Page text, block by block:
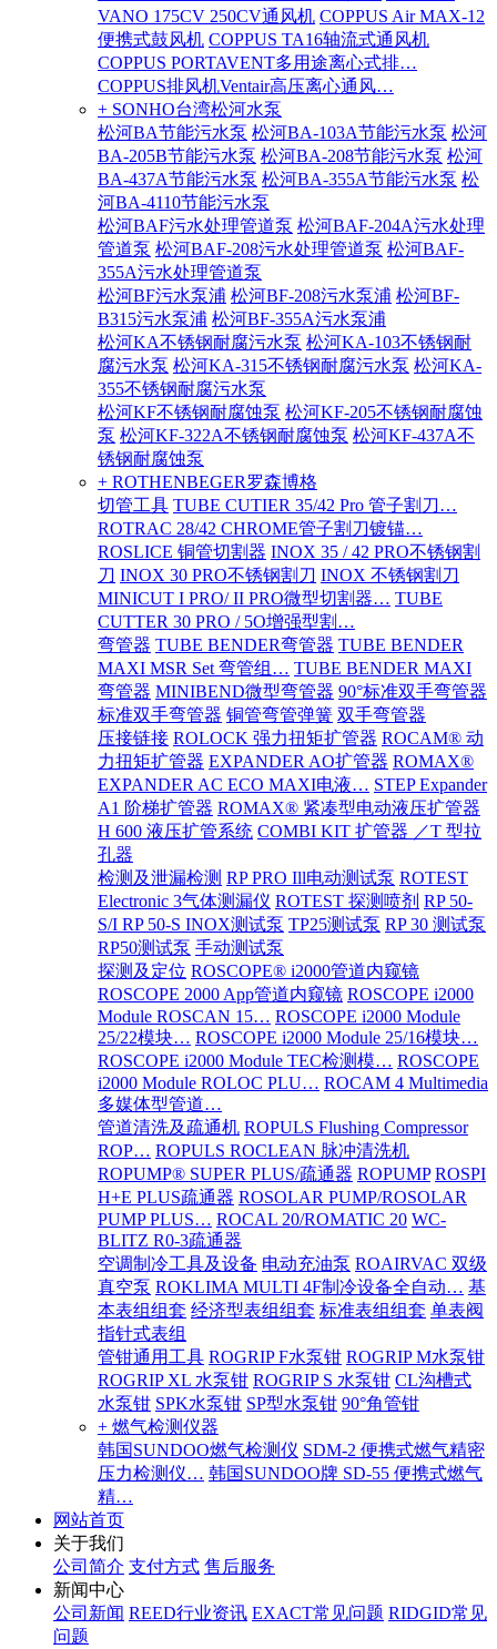
VANO 175CV 250CV通风机 COPPUS Air MAX-12
便携式鼓风机 COPPUS TA16轴流式通风机
COPPUS PORTAVENT多用途离心式排…
COPPUS排风机Ventair高压离心通风…
+ SONHO台湾松河水泵
松河BA节能污水泵 松河BA-103A节能污水泵 松河
BA-205B节能污水泵 松河BA-208节能污水泵 松河
BA-437A节能污水泵 松河BA-355A节能污水泵 松
河BA-4110节能污水泵
松河BAF污水处理管道泵 松河BAF-204A污水处理
管道泵 松河BAF-208污水处理管道泵 松河BAF-
355A污水处理管道泵
松河BF污水泵浦 松河BF-208污水泵浦 松河BF-
B315污水泵浦 松河BF-355A污水泵浦
松河KA不锈钢耐腐污水泵 松河KA-103不锈钢耐
腐污水泵 松河KA-315不锈钢耐腐污水泵 松河KA-
355不锈钢耐腐污水泵
松河KF不锈钢耐腐蚀泵 松河KF-205不锈钢耐腐蚀
泵 松河KF-322A不锈钢耐腐蚀泵 松河KF-437A不
锈钢耐腐蚀泵
+ ROTHENBEGER罗森博格
切管工具 TUBE CUTIER 35/42 Pro 管子割刀…
ROTRAC 28/42 CHROME管子割刀镀锚…
ROSLICE 铜管切割器 INOX 35 / 42 PRO不锈钢割
刀 INOX 30 PRO不锈钢割刀 INOX 不锈钢割刀
MINICUT I PRO/ II PRO微型切割器… TUBE
CUTTER 30 PRO / 5O增强型割…
弯管器 TUBE BENDER弯管器 TUBE BENDER
MAXI MSR Set 弯管组… TUBE BENDER MAXI
弯管器 MINIBEND微型弯管器 90°标准双手弯管器
标准双手弯管器 铜管弯管弹簧 双手弯管器
压接链接 ROLOCK 强力扭矩扩管器 ROCAM® 动
力扭矩扩管器 EXPANDER AO扩管器 ROMAX®
EXPANDER AC ECO MAXI电液… STEP Expander
A1 阶梯扩管器 ROMAX® 紧凑型电动液压扩管器
H 600 液压扩管系统 COMBI KIT 扩管器 ／T 型拉
孔器
检测及泄漏检测 RP PRO Ill电动测试泵 ROTEST
Electronic 3气体测漏仪 ROTEST 探测喷剂 RP 50-
S/I RP 50-S INOX测试泵 TP25测试泵 RP 30 测试泵
RP50测试泵 手动测试泵
探测及定位 ROSCOPE® i2000管道内窥镜
ROSCOPE 2000 App管道内窥镜 ROSCOPE i2000
Module ROSCAN 15… ROSCOPE i2000 Module
25/22模块… ROSCOPE i2000 Module 25/16模块…
ROSCOPE i2000 Module TEC检测模… ROSCOPE
i2000 Module ROLOC PLU… ROCAM 4 Multimedia
多媒体型管道…
管道清洗及疏通机 ROPULS Flushing Compressor
ROP… ROPULS ROCLEAN 脉冲清洗机
ROPUMP® SUPER PLUS/疏通器 ROPUMP ROSPI
H+E PLUS疏通器 ROSOLAR PUMP/ROSOLAR
PUMP PLUS… ROCAL 20/ROMATIC 20 WC-
BLITZ R0-3疏通器
空调制冷工具及设备 电动充油泵 ROAIRVAC 双级
真空泵 ROKLIMA MULTI 4F制冷设备全自动… 基
本表组组套 经济型表组组套 标准表组组套 单表阀
指针式表组
管钳通用工具 ROGRIP F水泵钳 ROGRIP M水泵钳
ROGRIP XL 水泵钳 ROGRIP S 水泵钳 CL沟槽式
水泵钳 SPK水泵钳 SP型水泵钳 90°角管钳
+ 燃气检测仪器
韩国SUNDOO燃气检测仪 SDM-2 便携式燃气精密
压力检测仪… 韩国SUNDOO牌 SD-55 便携式燃气
精…
网站首页
关于我们
公司简介 支付方式 售后服务
新闻中心
公司新闻 REED行业资讯 EXACT常见问题 RIDGID常见
问题